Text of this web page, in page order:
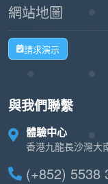
網站地圖
請求演示
與我們聯繫
體驗中心
香港九龍長沙灣大
(+852) 5538